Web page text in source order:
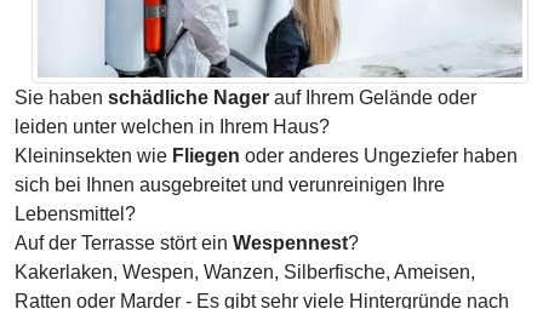
Sie haben schädliche Nager auf Ihrem Gelände oder
leiden unter welchen in Ihrem Haus?
Kleininsekten wie Fliegen oder anderes Ungeziefer haben
sich bei Ihnen ausgebreitet und verunreinigen Ihre
Lebensmittel?
Auf der Terrasse stört ein Wespennest?
Kakerlaken, Wespen, Wanzen, Silberfische, Ameisen,
Ratten oder Marder - Es gibt sehr viele Hintergründe nach